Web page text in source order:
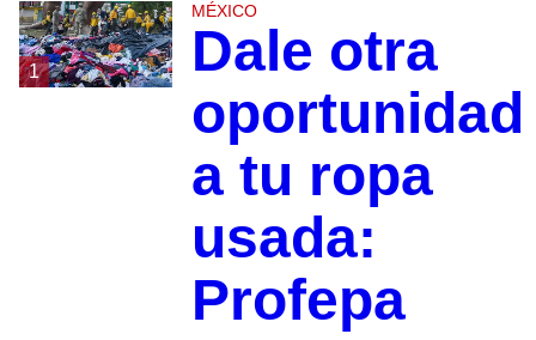
1
MÉXICO
Dale otra
oportunidad
a tu ropa
usada:
Profepa